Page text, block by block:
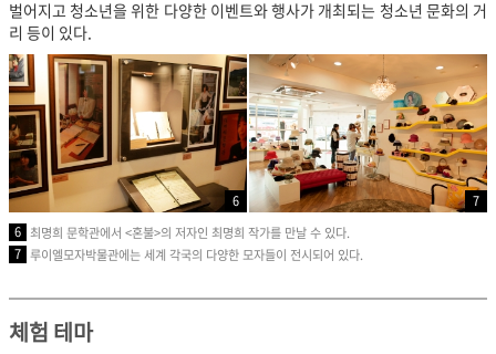
벌어지고 청소년을 위한 다양한 이벤트와 행사가 개최되는 청소년 문화의 거
리 등이 있다.
6
7
6 최명희 문학관에서 <혼불>의 저자인 최명희 작가를 만날 수 있다.
7 루이엘모자박물관에는 세계 각국의 다양한 모자들이 전시되어 있다.
체험 테마